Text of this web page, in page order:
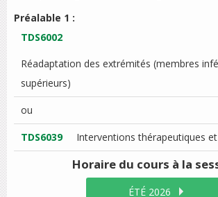
Préalable 1 :
TDS6002
Réadaptation des extrémités (membres
supérieurs)
ou
TDS6039 Interventions thérapeutiques
Horaire du cours à la
ÉTÉ 2026